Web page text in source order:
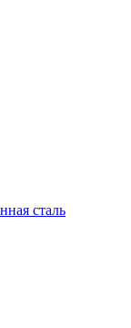
сталь